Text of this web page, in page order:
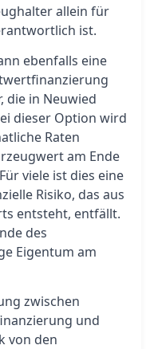
allein für
ist.
ebenfalls eine
die in Neuwied
dieser Option wird
Raten
am Ende
viele ist dies eine
Risiko, das aus
entsteht, entfällt.
des
Eigentum am
zwischen
und
von den